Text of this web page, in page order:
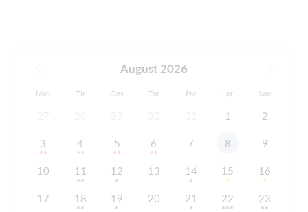
August 2026
Man Tir Ons Tor Fre Lør Søn
1 2
3 4 5 6 7 8 9
10 11 12 13 14 15 16
17 18 19 20 21 22 23